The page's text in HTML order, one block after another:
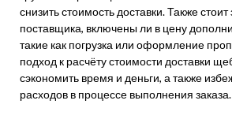
снизить стоимость доставки. Также
поставщика, включены ли в цену
такие как погрузка или оформление
подход к расчёту стоимости доставки
сэкономить время и деньги, а также
расходов в процессе выполнения заказа.